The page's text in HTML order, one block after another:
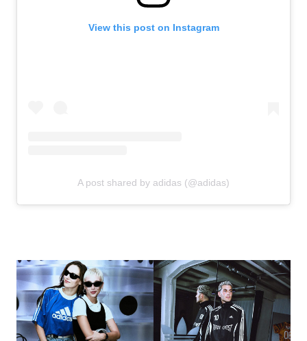
View this post on Instagram
A post shared by adidas (@adidas)